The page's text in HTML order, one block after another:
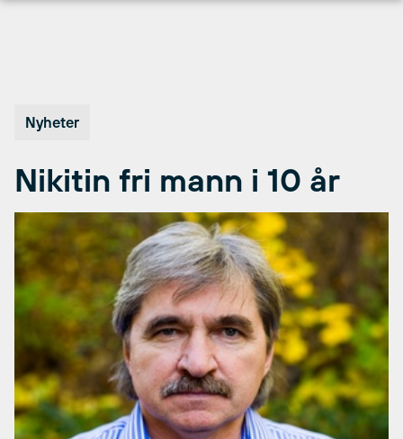
Nyheter
Nikitin fri mann i 10 år